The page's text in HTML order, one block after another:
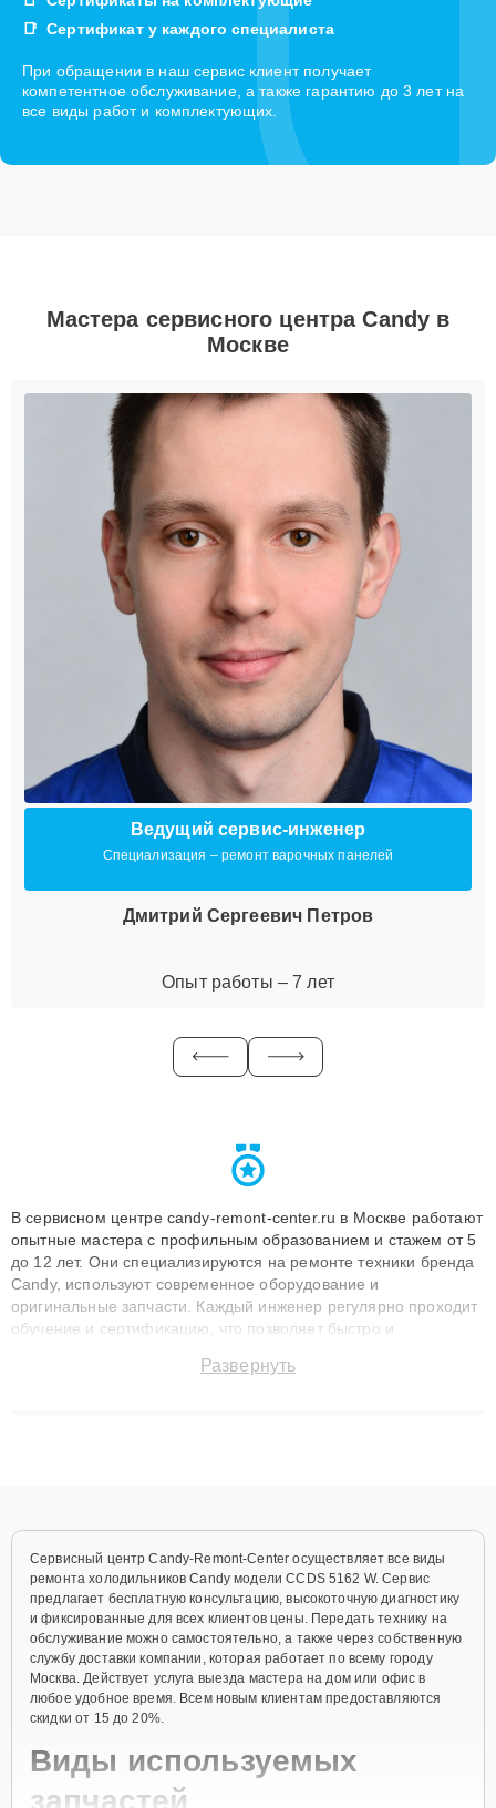
Сертификат у каждого специалиста
При обращении в наш сервис клиент получает
компетентное обслуживание, а также гарантию до 3 лет на
все виды работ и комплектующих.
Мастера сервисного центра Candy в
Москве
Ведущий сервис-инженер
Специализация – ремонт варочных панелей
Дмитрий Сергеевич Петров
Опыт работы – 7 лет
В сервисном центре candy-remont-center.ru в Москве работают
опытные мастера с профильным образованием и стажем от 5
до 12 лет. Они специализируются на ремонте техники бренда
Candy, используют современное оборудование и
оригинальные запчасти. Каждый инженер регулярно проходит
обучение и сертификацию, что позволяет быстро и
сохранением гарантии до 3 лет. Наши мастера решают
Развернуть
Сервисный центр Candy-Remont-Center осуществляет все виды
ремонта холодильников Candy модели CCDS 5162 W. Сервис
предлагает бесплатную консультацию, высокоточную диагностику
и фиксированные для всех клиентов цены. Передать технику на
обслуживание можно самостоятельно, а также через собственную
службу доставки компании, которая работает по всему городу
Москва. Действует услуга выезда мастера на дом или офис в
любое удобное время. Всем новым клиентам предоставляются
скидки от 15 до 20%.
Виды используемых
запчастей